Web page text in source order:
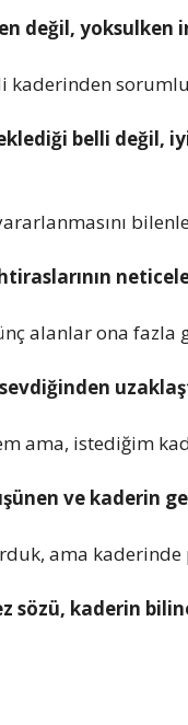
değil, yoksulken
kaderinden
belli değil,
alanlar ona fazla
ama, istediğim
ve kaderin
ama
sözü, kaderin